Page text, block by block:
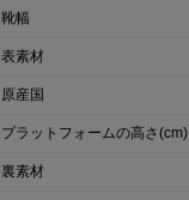
靴幅
表素材
原産国
プラットフォームの高さ(cm)
裏素材